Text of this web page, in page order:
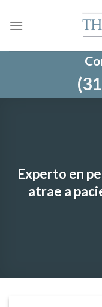
Experto en
atrae a